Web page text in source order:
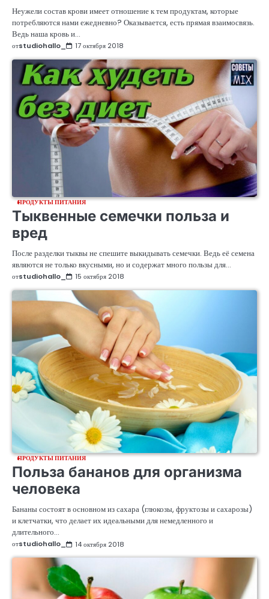
Неужели состав крови имеет отношение к тем продуктам, которые
потребляются нами ежедневно? Оказывается, есть прямая взаимосвязь.
Ведь наша кровь и…
отstudiohallo_ 17 октября 2018
ПРОДУКТЫ ПИТАНИЯ
Тыквенные семечки польза и
вред
После разделки тыквы не спешите выкидывать семечки. Ведь её семена
являются не только вкусными, но и содержат много пользы для…
отstudiohallo_ 15 октября 2018
ПРОДУКТЫ ПИТАНИЯ
Польза бананов для организма
человека
Бананы состоят в основном из сахара (глюкозы, фруктозы и сахарозы)
и клетчатки, что делает их идеальными для немедленного и
длительного…
отstudiohallo_ 14 октября 2018